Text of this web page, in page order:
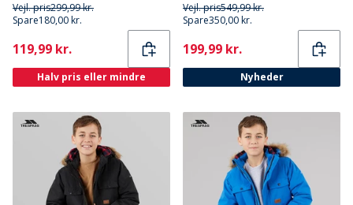
Vejl. pris299,99 kr.
Spare180,00 kr.
Current
119,99 kr.
Halv pris eller mindre
Vejl. pris549,99 kr.
Spare350,00 kr.
Current
199,99 kr.
Nyheder